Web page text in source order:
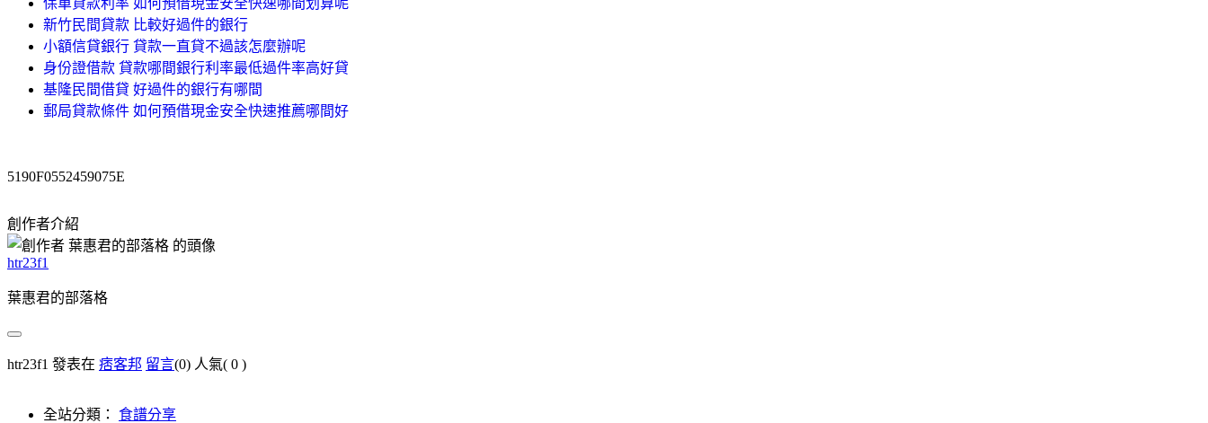
新竹民間貸款 比較好過件的銀行
小額信貸銀行 貸款一直貸不過該怎麼辦呢
身份證借款 貸款哪間銀行利率最低過件率高好貸
基隆民間借貸 好過件的銀行有哪間
郵局貸款條件 如何預借現金安全快速推薦哪間好
5190F0552459075E
創作者介紹
htr23f1
葉惠君的部落格
htr23f1 發表在 痞客邦 留言(0) 人氣( 0 )
全站分類： 食譜分享